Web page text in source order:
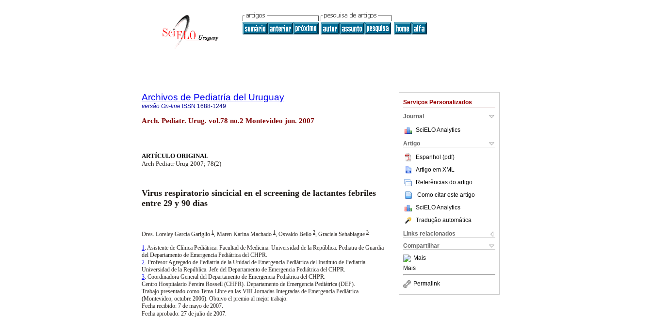
Serviços Personalizados
Journal
SciELO Analytics
Artigo
Espanhol (pdf)
Artigo em XML
Referências do artigo
Como citar este artigo
SciELO Analytics
Tradução automática
Links relacionados
Compartilhar
Mais
Mais
Permalink
Archivos de Pediatría del Uruguay
versão On-line ISSN 1688-1249
Arch. Pediatr. Urug. vol.78 no.2 Montevideo jun. 2007
ARTÍCULO ORIGINAL
Arch Pediatr Urug 2007; 78(2)
Virus respiratorio sincicial en el screening de lactantes febriles
entre 29 y 90 días
Dres. Loreley García Gariglio 1, Maren Karina Machado 1, Osvaldo Bello 2, Graciela Sehabiague 3
1. Asistente de Clínica Pediátrica. Facultad de Medicina. Universidad de la República. Pediatra de Guardia
del Departamento de Emergencia Pediátrica del CHPR.
2. Profesor Agregado de Pediatría de la Unidad de Emergencia Pediátrica del Instituto de Pediatría.
Universidad de la República. Jefe del Departamento de Emergencia Pediátrica del CHPR.
3. Coordinadora General del Departamento de Emergencia Pediátrica del CHPR.
Centro Hospitalario Pereira Rossell (CHPR). Departamento de Emergencia Pediátrica (DEP).
Trabajo presentado como Tema Libre en las VIII Jornadas Integradas de Emergencia Pediátrica
(Montevideo, octubre 2006). Obtuvo el premio al mejor trabajo.
Fecha recibido: 7 de mayo de 2007.
Fecha aprobado: 27 de julio de 2007.